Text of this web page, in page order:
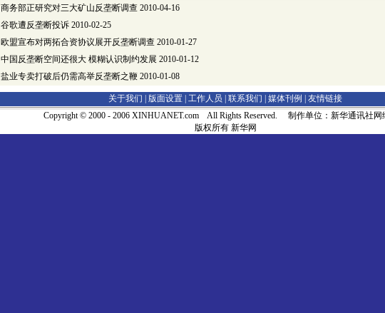
商务部正研究对三大矿山反垄断调查 2010-04-16
谷歌遭反垄断投诉 2010-02-25
欧盟宣布对两拓合资协议展开反垄断调查 2010-01-27
中国反垄断空间还很大 模糊认识制约发展 2010-01-12
盐业专卖打破后仍需高举反垄断之鞭 2010-01-08
关于我们 | 版面设置 工作人员 联系我们 媒体刊例
友情链接
Copyright © 2000 - 2006 XINHUANET.com All Rights Reserved. 制作单位：新华通讯社网
版权所有 新华网